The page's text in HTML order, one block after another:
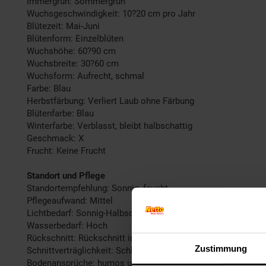
Zustimmung
Wuchsgeschwindigkeit: 10?20 cm pro Jahr
Blütezeit: Mai-Juni
Blütenform: Einzelblüten
Wuchshöhe: 60?90 cm
Wuchsbreite: 30?60 cm
Wuchsform: Aufrecht, schmal
Farbe: Blau
Herbstfärbung: Verliert Laub ohne Färbung
Blütenfarbe: Blau
Winterfarbe: Verblasst, bleibt halbschattig
Geschmack: X
Frucht: Keine Frucht
Standort und Pflege
Standortempfehlung: Sonnig, feucht
Pflegeaufwand: Mittel
Lichtbedarf: Sonnig-Halbschattig
Wasserbedarf: Hoch
Rückschnitt: Rückschnitt im Herbst.
Schnittverträglichkeit: Schlecht
Bodenansprüche: humos und feuchtigkeitsregulierend